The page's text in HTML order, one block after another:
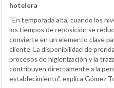
hotelera
“En temporada alta, cuando los
los tiempos de reposición se
convierte en un elemento clave
cliente. La disponibilidad de
procesos de higienización y la
contribuyen directamente a la
establecimiento”, explica Gómez